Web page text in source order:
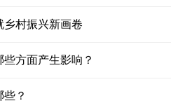
乡村振兴新画卷
方面产生影响？
？